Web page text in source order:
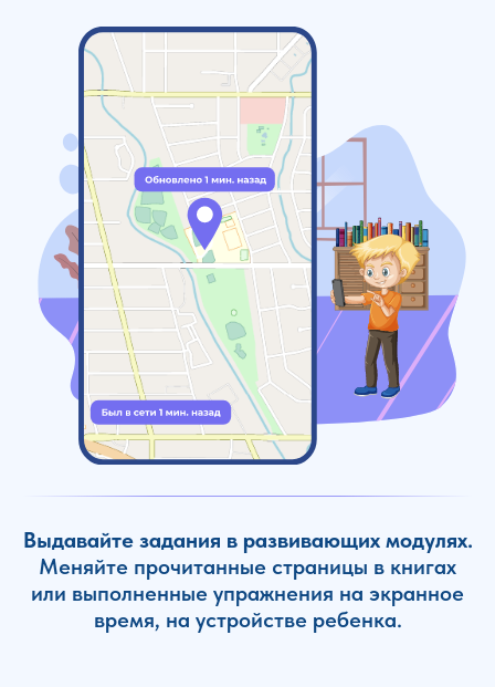
Выдавайте задания в развивающих модулях.
Меняйте прочитанные страницы в книгах
или выполненные упражнения на экранное
время, на устройстве ребенка.